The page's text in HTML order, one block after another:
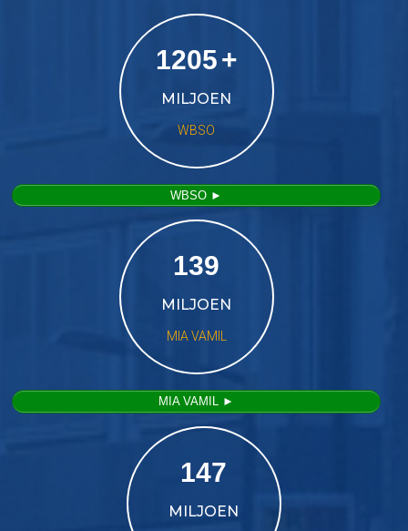
1205+
MILJOEN
WBSO
WBSO ►
139
MILJOEN
MIA VAMIL
MIA VAMIL ►
147
MILJOEN